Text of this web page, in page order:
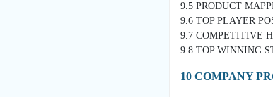
9.5 PRODUCT
9.6 TOP PLAYER
9.7 COMPETITIVE
9.8 TOP WINNING
10 COMPANY